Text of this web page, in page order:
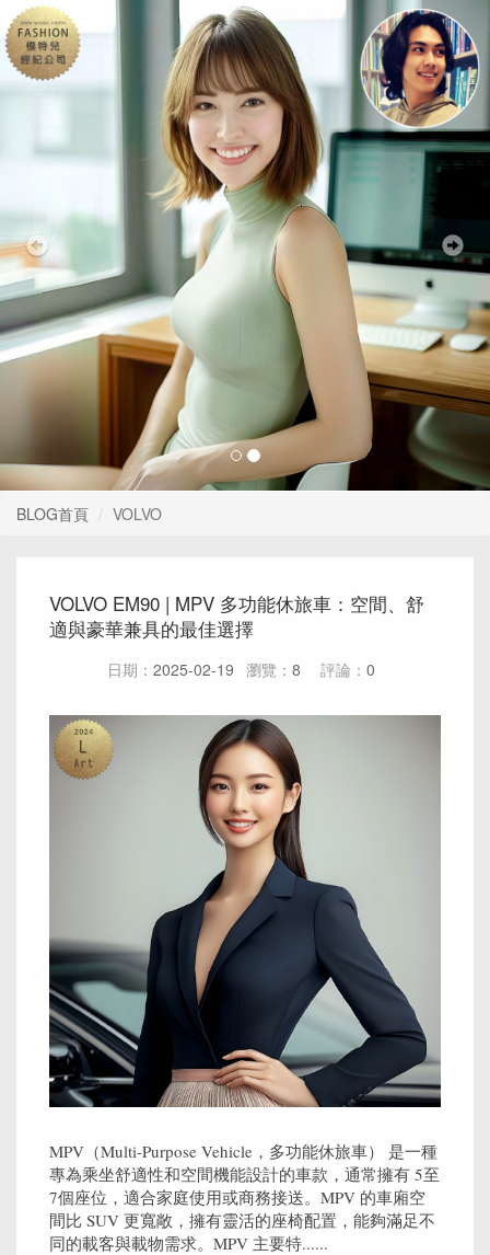
Previous
BLOG首頁 VOLVO
VOLVO EM90 | MPV 多功能休旅車：空間、舒
適與豪華兼具的最佳選擇
日期： 2025-02-19 瀏覽： 8 評論： 0
MPV（Multi-Purpose Vehicle，多功能休旅車） 是一種
專為乘坐舒適性和空間機能設計的車款，通常擁有 5至
7個座位，適合家庭使用或商務接送。MPV 的車廂空
間比 SUV 更寬敞，擁有靈活的座椅配置，能夠滿足不
同的載客與載物需求。MPV 主要特......